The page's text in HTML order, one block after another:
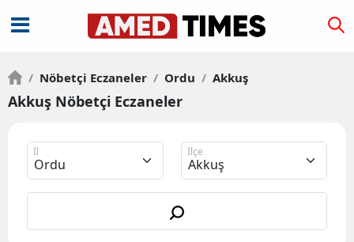
/ Nöbetçi Eczaneler / Ordu / Akkuş
Akkuş Nöbetçi Eczaneler
İl İlçe